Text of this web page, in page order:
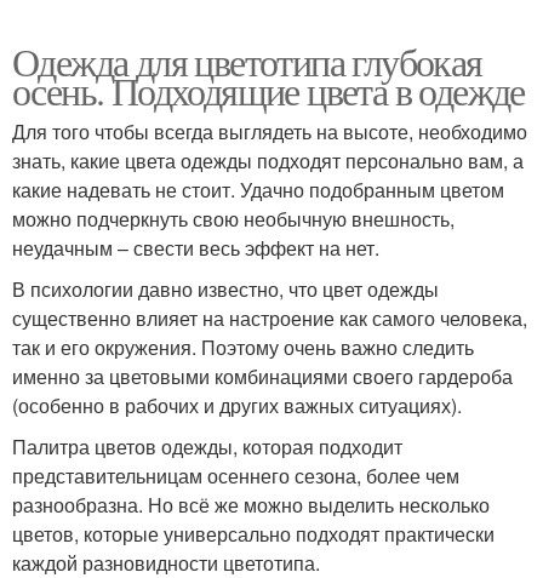
Одежда для цветотипа глубокая
осень. Подходящие цвета в одежде
Для того чтобы всегда выглядеть на высоте, необходимо
знать, какие цвета одежды подходят персонально вам, а
какие надевать не стоит. Удачно подобранным цветом
можно подчеркнуть свою необычную внешность,
неудачным – свести весь эффект на нет.
В психологии давно известно, что цвет одежды
существенно влияет на настроение как самого человека,
так и его окружения. Поэтому очень важно следить
именно за цветовыми комбинациями своего гардероба
(особенно в рабочих и других важных ситуациях).
Палитра цветов одежды, которая подходит
представительницам осеннего сезона, более чем
разнообразна. Но всё же можно выделить несколько
цветов, которые универсально подходят практически
каждой разновидности цветотипа.